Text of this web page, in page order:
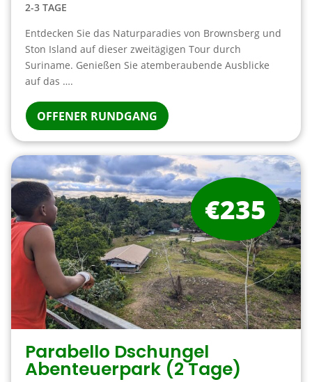
2-3 TAGE
Entdecken Sie das Naturparadies von Brownsberg und
Ston Island auf dieser zweitägigen Tour durch
Suriname. Genießen Sie atemberaubende Ausblicke
auf das ….
OFFENER RUNDGANG
Parabello Dschungel
Abenteuerpark (2 Tage)
€235